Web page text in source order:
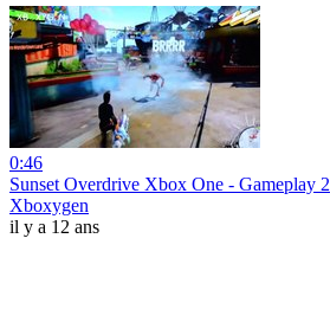
0:46
Sunset Overdrive Xbox One - Gameplay 2
Xboxygen
il y a 12 ans